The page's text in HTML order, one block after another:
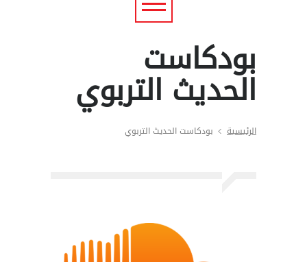
بودكاست
الحديث التربوي
الرئيسية بودكاست الحديث التربوي